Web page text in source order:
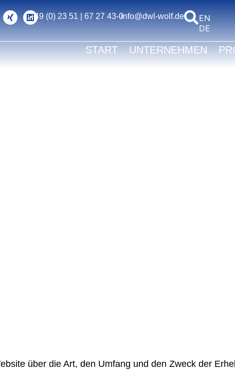
+49 (0) 23 51 | 67 27 43-0info@dwl-wolf.de
ENGLISH
DEUTSCH
START UNTERNEHMEN
über die Art, den Umfang und den Zweck der